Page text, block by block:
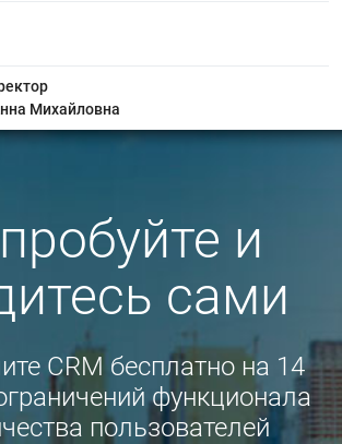
Михайловна
и
сами
CRM бесплатно на 14
функционала
пользователей